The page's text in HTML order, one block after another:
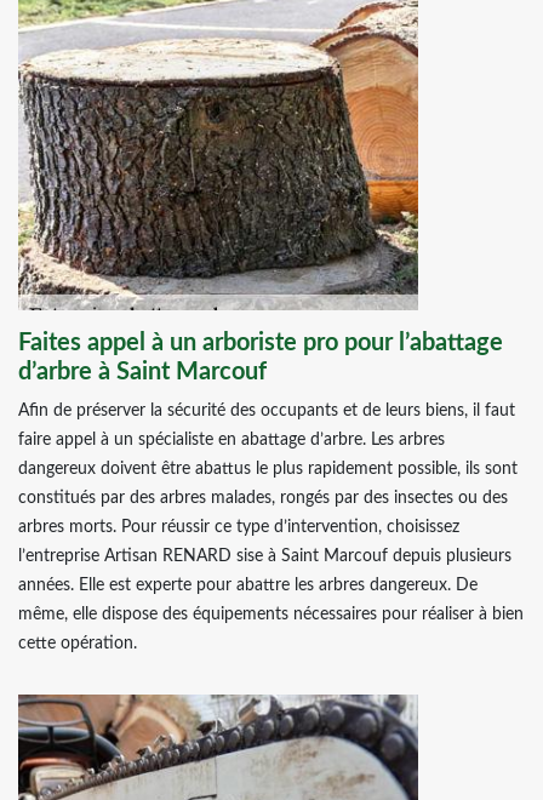
Faites appel à un arboriste pro pour l’abattage
d’arbre à Saint Marcouf
Afin de préserver la sécurité des occupants et de leurs biens, il faut
faire appel à un spécialiste en abattage d’arbre. Les arbres
dangereux doivent être abattus le plus rapidement possible, ils sont
constitués par des arbres malades, rongés par des insectes ou des
arbres morts. Pour réussir ce type d’intervention, choisissez
l’entreprise Artisan RENARD sise à Saint Marcouf depuis plusieurs
années. Elle est experte pour abattre les arbres dangereux. De
même, elle dispose des équipements nécessaires pour réaliser à bien
cette opération.